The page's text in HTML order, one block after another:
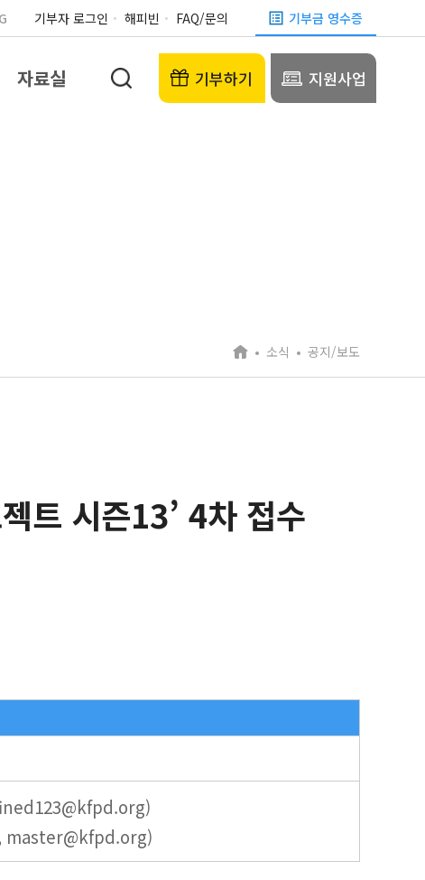
기부자 로그인 해피빈 FAQ/문의 기부금 영수증
자료실 기부하기 지원사업
소식 공지/보도
트 시즌13’ 4차 접수
master@kfpd.org)